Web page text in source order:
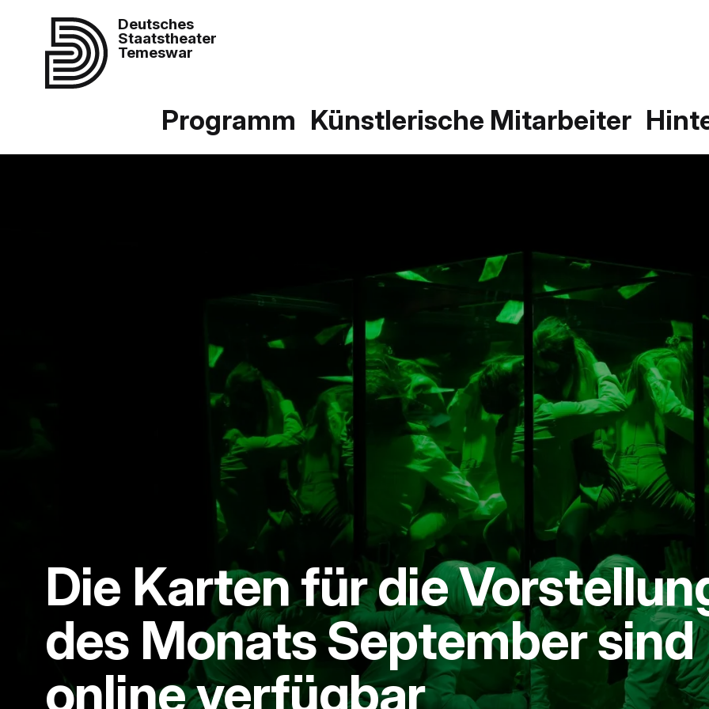
Deutsches
Staatstheater
Temeswar
Programm Künstlerische Mitarbeiter
Die Karten für die
des Monats September sind
online verfügbar